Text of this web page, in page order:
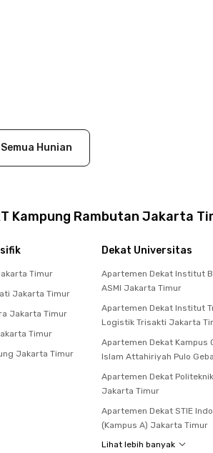
Hunian
Kampung Rambutan Jakarta
Timur
Jakarta Timur
Jakarta Timur
Timur
Jakarta Timur
Dekat Universitas
Apartemen Dekat Institut
ASMI Jakarta Timur
Apartemen Dekat Institut
Logistik Trisakti Jakarta
Apartemen Dekat Kampus
Islam Attahiriyah Pulo
Apartemen Dekat
Jakarta Timur
Apartemen Dekat STIE
(Kampus A) Jakarta Timur
Lihat lebih banyak